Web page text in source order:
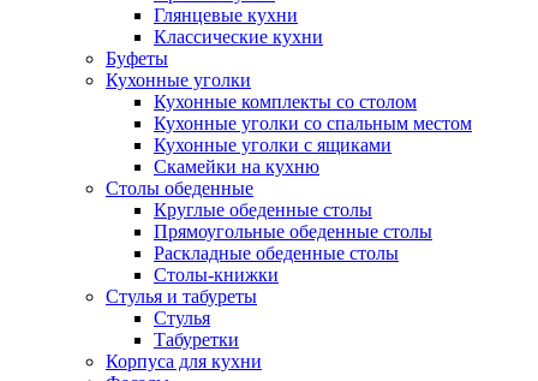
Глянцевые кухни
Классические кухни
Буфеты
Кухонные уголки
Кухонные комплекты со столом
Кухонные уголки со спальным местом
Кухонные уголки с ящиками
Скамейки на кухню
Столы обеденные
Круглые обеденные столы
Прямоугольные обеденные столы
Раскладные обеденные столы
Столы-книжки
Стулья и табуреты
Стулья
Табуретки
Корпуса для кухни